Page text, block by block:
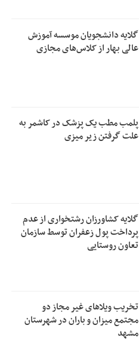
گلایه دانشجویان موسسه آموزش
عالی بهار از کلاس‌های مجازی
پلمب مطب یک پزشک در کاشمر به
علت گرفتن زیر میزی
گلایه کشاورزان رشتخواری از عدم
پرداخت پول زعفران توسط سازمان
تعاون روستایی
تخریب ویلاهای غیر مجاز دو
مجتمع میزان و باران در شهرستان
مشهد